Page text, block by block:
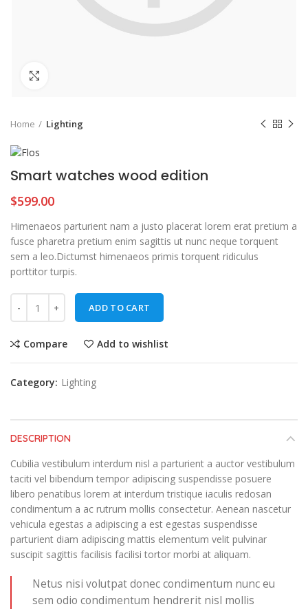
Home Lighting
Smart watches wood edition
$599.00
Himenaeos parturient nam a justo placerat lorem erat pretium a
fusce pharetra pretium enim sagittis ut nunc neque torquent
sem a leo.Dictumst himenaeos primis torquent ridiculus
porttitor turpis.
ADD TO CART
Compare Add to wishlist
Category: Lighting
DESCRIPTION
Cubilia vestibulum interdum nisl a parturient a auctor vestibulum
taciti vel bibendum tempor adipiscing suspendisse posuere
libero penatibus lorem at interdum tristique iaculis redosan
condimentum a ac rutrum mollis consectetur. Aenean nascetur
vehicula egestas a adipiscing a est egestas suspendisse
parturient diam adipiscing mattis elementum velit pulvinar
suscipit sagittis facilisis facilisi tortor morbi at aliquam.
Netus nisi volutpat donec condimentum nunc eu
sem odio condimentum hendrerit nisl mollis